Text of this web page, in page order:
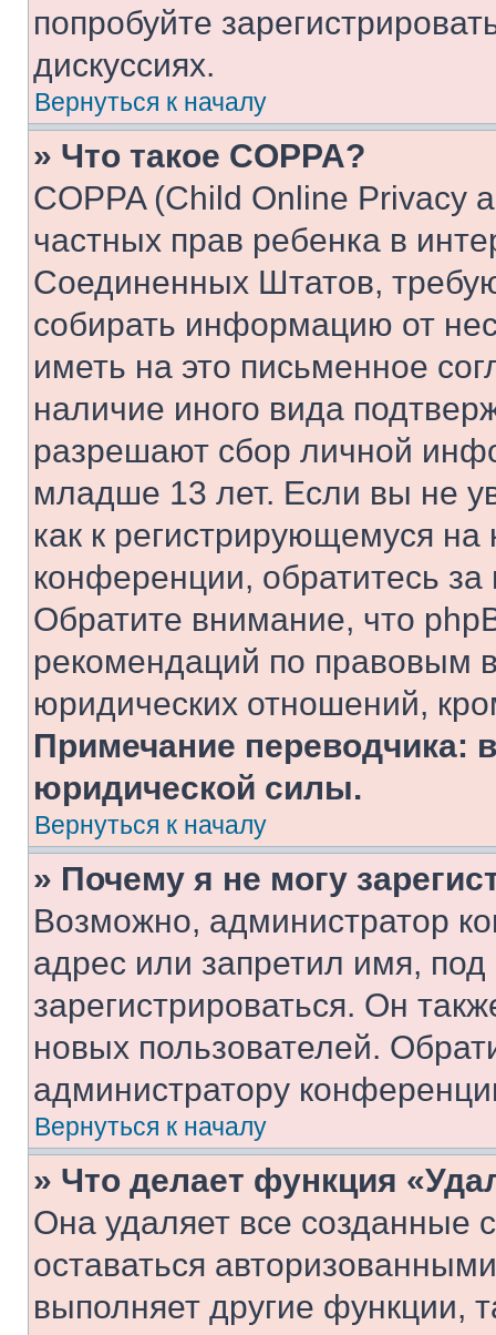
попробуйте
дискуссиях.
Вернуться к началу
» Что такое COPPA?
COPPA (Child Online Privacy
частных прав ребенка в
Соединенных Штатов,
собирать информацию от
иметь на это письменное
наличие иного вида
разрешают сбор личной
младше 13 лет. Если вы не
как к регистрирующемуся
конференции, обратитесь
Обратите внимание, что
рекомендаций по правовым
юридических отношений,
Примечание переводчика:
юридической силы.
Вернуться к началу
» Почему я не могу
Возможно, администратор
адрес или запретил имя,
зарегистрироваться. Он
новых пользователей.
администратору
Вернуться к началу
» Что делает функция
Она удаляет все созданные
оставаться
выполняет другие функции,